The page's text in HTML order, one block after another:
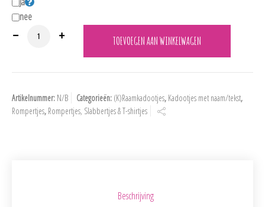
nee
BS4650 100% katoenen rompertje "Leeuwin" met naam en geboortedatum
TOEVOEGEN AAN WINKELWAGEN
Artikelnummer: N/B Categorieën: (K)Raamkadootjes, Kadootjes met naam/tekst,
Rompertjes, Rompertjes, Slabbertjes & T-shirtjes
Beschrijving